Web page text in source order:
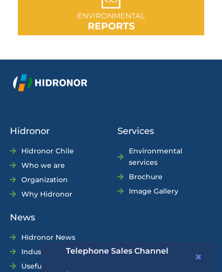
Telephone Sales Channel
ENVIRONMENTAL
REPORTS
GO TO SECTION
Hidronor
Hidronor Chile
Who we are
Organization
Why Hidronor
Services
Environmental
services
Brochure
Image Gallery
News
Hidronor News
Industry News
Useful Tips